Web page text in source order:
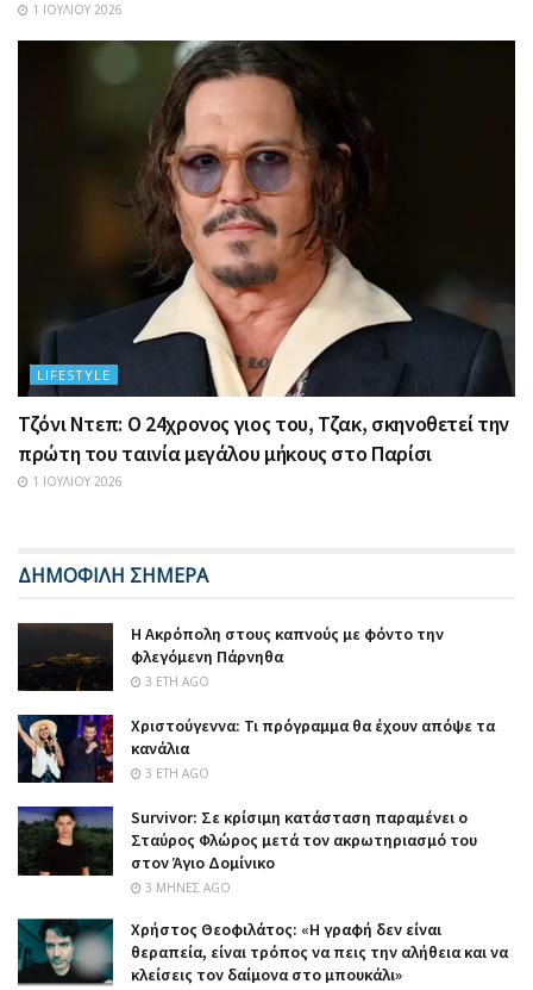
1 ΙΟΥΛΊΟΥ 2026
LIFESTYLE
Τζόνι Ντεπ: Ο 24χρονος γιος του, Τζακ, σκηνοθετεί την
πρώτη του ταινία μεγάλου μήκους στο Παρίσι
1 ΙΟΥΛΊΟΥ 2026
ΔΗΜΟΦΙΛΗ ΣΗΜΕΡΑ
Η Ακρόπολη στους καπνούς με φόντο την
φλεγόμενη Πάρνηθα
3 ΈΤΗ AGO
Χριστούγεννα: Τι πρόγραμμα θα έχουν απόψε τα
κανάλια
3 ΈΤΗ AGO
Survivor: Σε κρίσιμη κατάσταση παραμένει ο
Σταύρος Φλώρος μετά τον ακρωτηριασμό του
στον Άγιο Δομίνικο
3 ΜΉΝΕΣ AGO
Χρήστος Θεοφιλάτος: «Η γραφή δεν είναι
θεραπεία, είναι τρόπος να πεις την αλήθεια και να
κλείσεις τον δαίμονα στο μπουκάλι»